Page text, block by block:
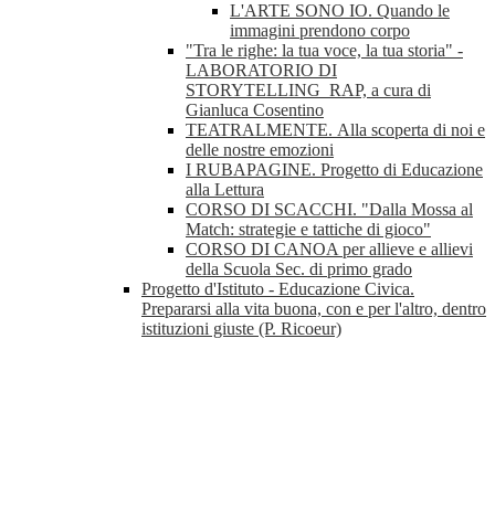
L'ARTE SONO IO. Quando le
immagini prendono corpo
"Tra le righe: la tua voce, la tua storia" -
LABORATORIO DI
STORYTELLING_RAP, a cura di
Gianluca Cosentino
TEATRALMENTE. Alla scoperta di noi e
delle nostre emozioni
I RUBAPAGINE. Progetto di Educazione
alla Lettura
CORSO DI SCACCHI. "Dalla Mossa al
Match: strategie e tattiche di gioco"
CORSO DI CANOA per allieve e allievi
della Scuola Sec. di primo grado
Progetto d'Istituto - Educazione Civica.
Prepararsi alla vita buona, con e per l'altro, dentro
istituzioni giuste (P. Ricoeur)